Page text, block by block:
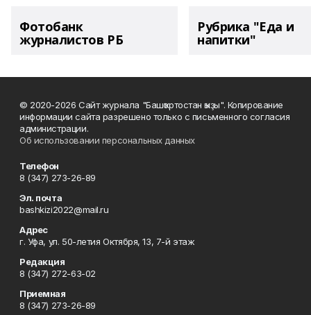
Фотобанк
журналистов РБ
Рубрика "Еда и
напитки"
© 2020-2026 Сайт журнала "Башҡортостан ҡыҙы". Копирование
информации сайта разрешено только с письменного согласия
администрации.
Об использовании персональных данных
Телефон
8 (347) 273-26-89
Эл. почта
bashkizi2022@mail.ru
Адрес
г. Уфа, ул. 50-летия Октября, 13, 7-й этаж
Редакция
8 (347) 272-63-02
Приемная
8 (347) 273-26-89